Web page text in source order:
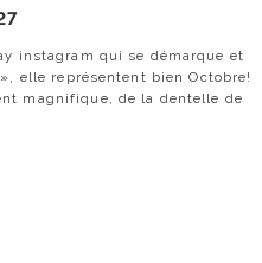
instagram qui se démarque et
elle représentent bien Octobre!
magnifique, de la dentelle de